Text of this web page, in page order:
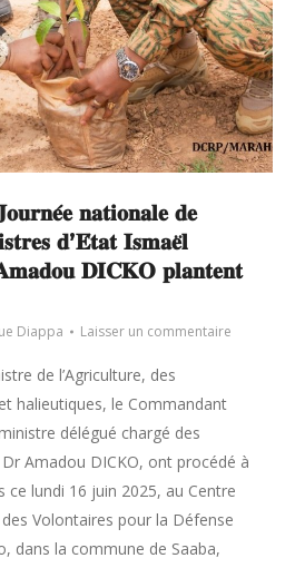
𝐧𝐚𝐭𝐢𝐨𝐧𝐚𝐥𝐞 𝐝𝐞
𝐝’𝐄́𝐭𝐚𝐭 𝐈𝐬𝐦𝐚𝐞̈𝐥
𝐃𝐈𝐂𝐊𝐎 𝐩𝐥𝐚𝐧𝐭𝐞𝐧𝐭
Diappa Laisser un commentaire
de l’Agriculture, des
halieutiques, le Commandant
délégué chargé des
Amadou DICKO, ont procédé à
ce lundi 16 juin 2025, au Centre
Volontaires pour la Défense
dans la commune de Saaba,